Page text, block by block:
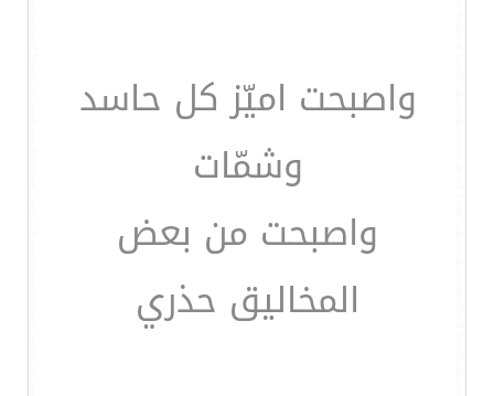
واصبحت اميّز كل حاسد
وشمّات
واصبحت من بعض
المخاليق حذري